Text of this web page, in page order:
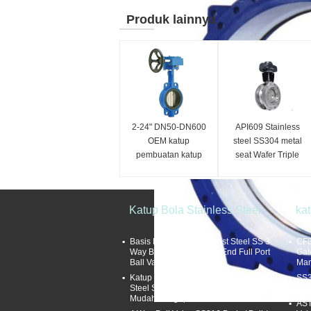
Produk lainnya
2-24" DN50-DN600
OEM katup
pembuatan katup
API609 Stainless
steel SS304 metal
seat Wafer Triple
Eccentric Butterfly
Valve
Katup Bola Stainless Steel
Basis Minyak Air Gas Cast Steel SS 3
Way Ball Valve Flanged End Full Port
Ball Valve
Katup Bola Mengambang Stainless
Steel Struktur Tiga Cara Sederhana
Mudah Pengoperasian